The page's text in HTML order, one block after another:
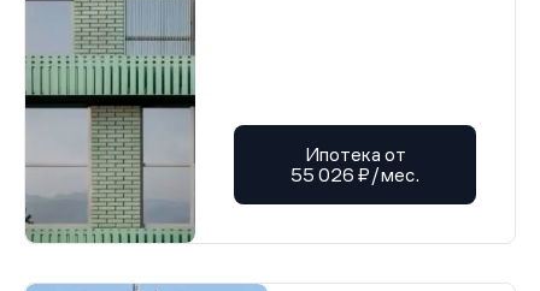
Ипотека от
55 026 ₽/мес.